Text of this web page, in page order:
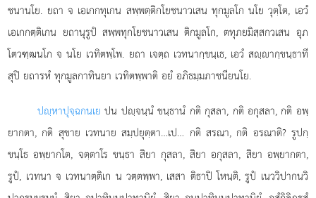
ชนานโย. ยถา จ เอเกกทุเกน สพฺพตฺติกโยชนาวเสน ทุกมูลโกนโย วุตฺโต, เอวํ
เอเกกตฺติเกน ยถานุรูปํ สพฺพทุกโยชนาวเสน ติกมูลโก, ตทุภยมิสฺสกวเสน อุภ
โตวฑฺฒนโก จ นโย เวทิตพฺโพ. ยถา เจตฺถ เวทนากฺขนฺเธ, เอวํ สฺากฺขนฺธาที
สุปิ ยถารหํ ทุกมูลกาทินยา เวทิตพฺพาติ อยํ อภิธมฺมภาชนียนโย.
ปฺหาปุจฺฉกนเย ปน ปฺจนฺนํ ขนฺธานํ กติ กุสลา, กติ อกุสลา, กติ อพฺ
ยากตา, กติ สุขาย เวทนาย สมฺปยุตฺตา…เป… กติ สรณา, กติ อรณาติ? รูปกฺ
ขนฺโธ อพฺยากโต, จตฺตาโร ขนฺธา สิยา กุสลา, สิยา อกุสลา, สิยา อพฺยากตา,
รูปํ, เวทนา จ เวทนาตฺติเก น วตฺตพฺพา, เสสา ติธาปิ โหนฺติ, รูปํ เนววิปากนวิ